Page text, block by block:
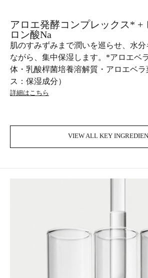
アロエ発酵コンプレックス* +
ロン酸Na
肌のすみずみまで潤いを巡らせ、水分
ながら、集中保湿します。*アロエベ
体・乳酸桿菌培養溶解質・アロエベラ
ス：保湿成分）
詳細はこちら
VIEW ALL KEY